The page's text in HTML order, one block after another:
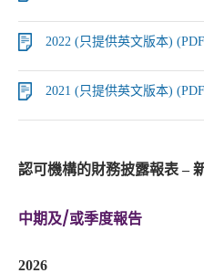
2022 (只提供英文版本)
2021 (只提供英文版本)
認可機構的財務披露報表 –
中期及/或季度報告
2026